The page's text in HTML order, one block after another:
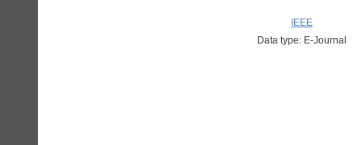
IEEE
Data type: E-Journal